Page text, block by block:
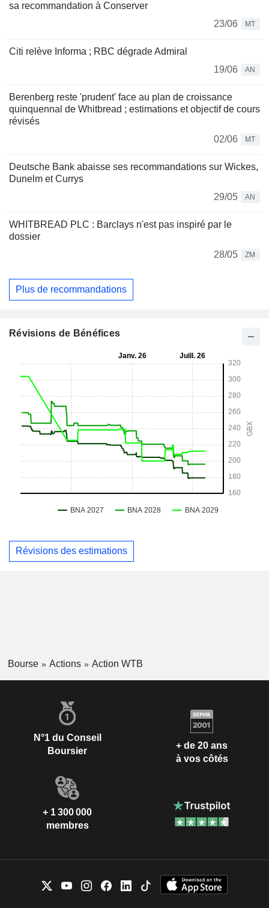
sa recommandation à Conserver
23/06
MT
Citi relève Informa ; RBC dégrade Admiral
19/06
AN
Berenberg reste 'prudent' face au plan de croissance
quinquennal de Whitbread ; estimations et objectif de cours
révisés
02/06
MT
Deutsche Bank abaisse ses recommandations sur Wickes,
Dunelm et Currys
29/05
AN
WHITBREAD PLC : Barclays n'est pas inspiré par le
dossier
28/05
ZM
Plus de recommandations
Révisions de Bénéfices
Révisions des estimations
Bourse Actions Action WTB
N°1 du Conseil
Boursier
+ de 20 ans
à vos côtés
+ 1 300 000
membres